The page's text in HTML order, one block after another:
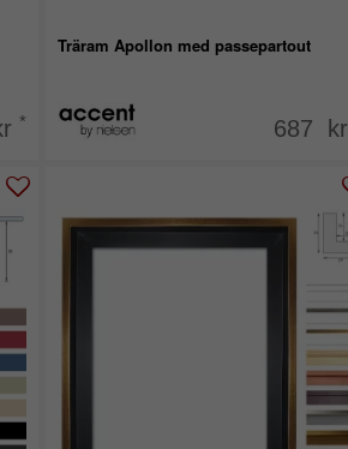
*
Träram Apollon med passepartout
687 kr